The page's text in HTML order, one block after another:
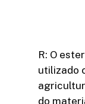
R: O
utilizado
do